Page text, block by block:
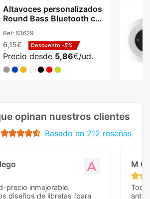
Altavoces personalizados
Round Bass Bluetooth con
Ref: 63629
6,15€ Descuento -5%
Precio desde 5,86€/ud.
opinan nuestros clientes
Basado en 212 reseñas
precio inmejorable.
diseños de libretas (para
M C
Todo